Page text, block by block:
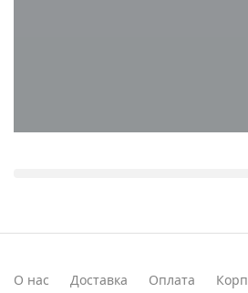
О нас Доставка Оплата